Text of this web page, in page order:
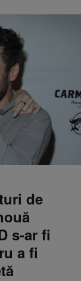
de
s-ar fi
a fi